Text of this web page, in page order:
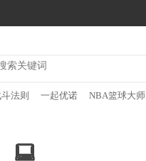
法则 一起优诺 NBA篮球大师